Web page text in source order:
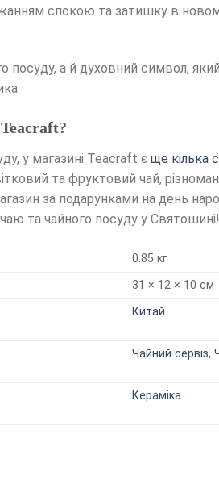
спокою та затишку в
посуду, а й духовний символ,
у магазині Teacraft є ще кілька
та фруктовий чай,
за подарунками на день
та чайного посуду у Святошині!
0.85 кг
31 × 12 × 10 см
Китай
Чайний сервіз,
Kераміка